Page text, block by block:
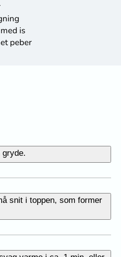
is
peber
gryde.
snit i toppen, som former